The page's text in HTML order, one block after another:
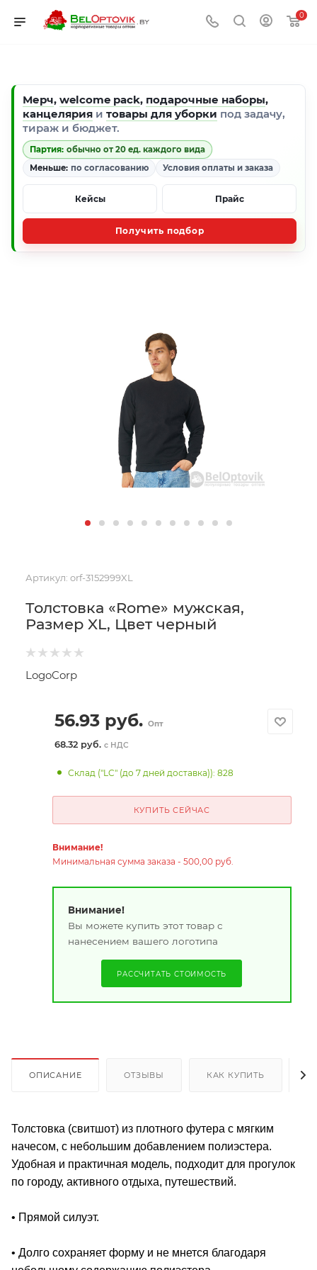
0
Мерч, welcome pack, подарочные наборы,
канцелярия и товары для уборки под задачу,
тираж и бюджет.
Партия: обычно от 20 ед. каждого вида
Меньше: по согласованию Условия оплаты и заказа
Кейсы Прайс
Получить подбор
Артикул: orf-3152999XL
Толстовка «Rome» мужская,
Размер XL, Цвет черный
LogoCorp
56.93руб. Опт
68.32 руб. с НДС
Склад ("LC" (до 7 дней доставка)): 828
КУПИТЬ СЕЙЧАС
Внимание!
Минимальная сумма заказа - 500,00 руб.
Внимание!
Вы можете купить этот товар с
нанесением вашего логотипа
РАССЧИТАТЬ СТОИМОСТЬ
ОПИСАНИЕ ОТЗЫВЫ КАК КУПИТЬ
Толстовка (свитшот) из плотного футера с мягким
начесом, с небольшим добавлением полиэстера.
Удобная и практичная модель, подходит для прогулок
по городу, активного отдыха, путешествий.
• Прямой силуэт.
• Долго сохраняет форму и не мнется благодаря